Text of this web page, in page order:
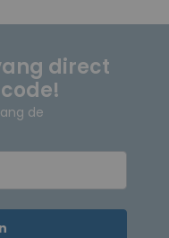
direct
de